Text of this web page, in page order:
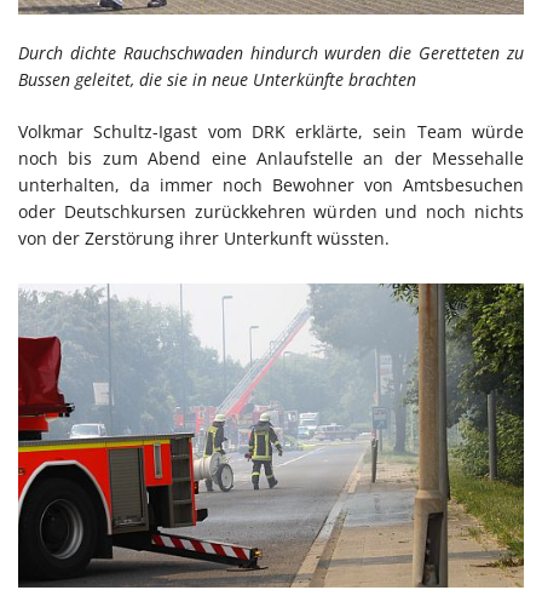
Durch dichte Rauchschwaden hindurch wurden die Geretteten zu
Bussen geleitet, die sie in neue Unterkünfte brachten
Volkmar Schultz-Igast vom DRK erklärte, sein Team würde
noch bis zum Abend eine Anlaufstelle an der Messehalle
unterhalten, da immer noch Bewohner von Amtsbesuchen
oder Deutschkursen zurückkehren würden und noch nichts
von der Zerstörung ihrer Unterkunft wüssten.